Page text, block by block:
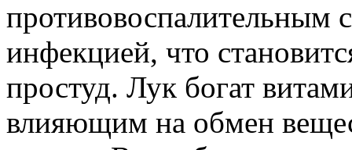
противовоспалительным
инфекцией, что
простуд. Лук богат
влияющим на обмен